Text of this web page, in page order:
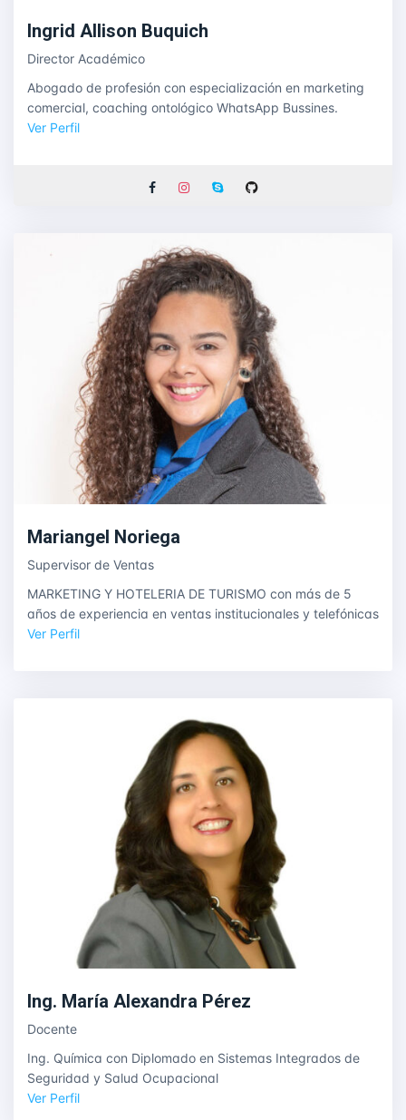
Ingrid Allison Buquich
Director Académico
Abogado de profesión con especialización en marketing
comercial, coaching ontológico WhatsApp Bussines.
Ver Perfil
Mariangel Noriega
Supervisor de Ventas
MARKETING Y HOTELERIA DE TURISMO con más de 5
años de experiencia en ventas institucionales y telefónicas
Ver Perfil
Ing. María Alexandra Pérez
Docente
Ing. Química con Diplomado en Sistemas Integrados de
Seguridad y Salud Ocupacional
Ver Perfil